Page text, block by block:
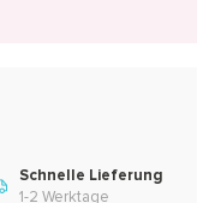
Schnelle Lieferung
1-2 Werktage